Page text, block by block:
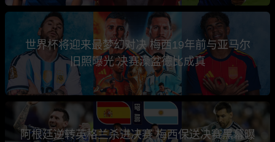
世界杯将迎来最梦幻对决 梅西19年前与亚马尔
旧照曝光 决赛澡盆德比成真
阿根廷逆转英格兰杀进决赛 梅西保送决赛黑幕曝